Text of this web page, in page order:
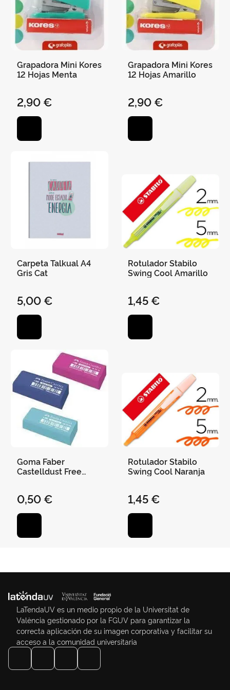
Grapadora Mini Kores
12 Hojas Menta
2,90 €
Grapadora Mini Kores
12 Hojas Amarillo
2,90 €
Carpeta Talkual A4
Gris Cat
5,00 €
Rotulador Stabilo
Swing Cool Amarillo
1,45 €
Goma Faber
Castelldust Free
0,50 €
Rotulador Stabilo
Swing Cool Naranja
1,45 €
LaTendaUV es un medio propio de la Universitat de
València gestionado por la FGUV para garantizar la
correcta aplicación de su imagen corporativa y facilitar su
acceso a la comunidad universitaria